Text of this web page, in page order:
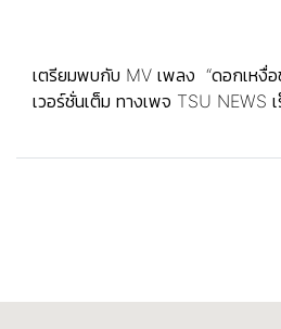
เตรียมพบกับ MV เพลง “ดอกเหงื่อ
เวอร์ชั่นเต็ม ทางเพจ TSU NEWS เ